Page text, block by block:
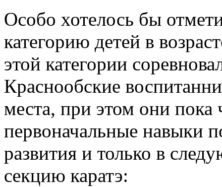
Особо хотелось бы
категорию детей в
этой категории
Краснообские
места, при этом они пока
первоначальные навыки
развития и только в
секцию каратэ: